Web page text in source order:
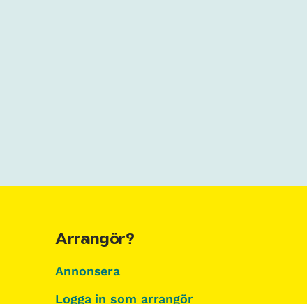
Arrangör?
Annonsera
Logga in som arrangör